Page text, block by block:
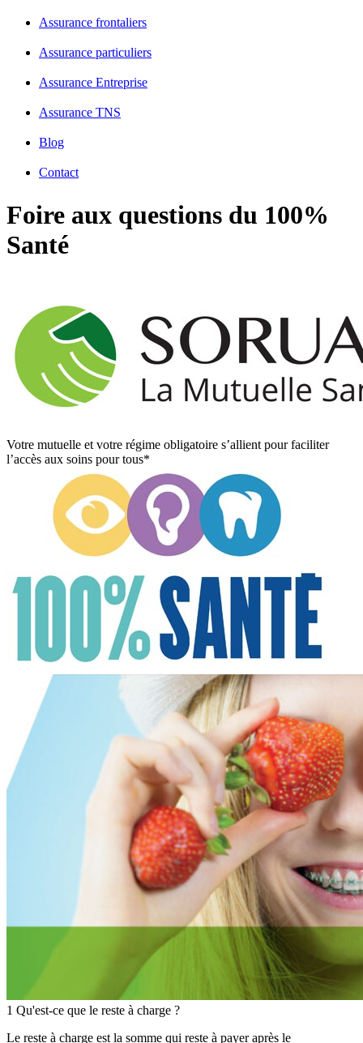
Assurance frontaliers
Assurance particuliers
Assurance Entreprise
Assurance TNS
Blog
Contact
Foire aux questions du 100%
Santé
Votre mutuelle et votre régime obligatoire s’allient pour faciliter
l’accès aux soins pour tous*
1 Qu'est-ce que le reste à charge ?
Le reste à charge est la somme qui reste à payer après le